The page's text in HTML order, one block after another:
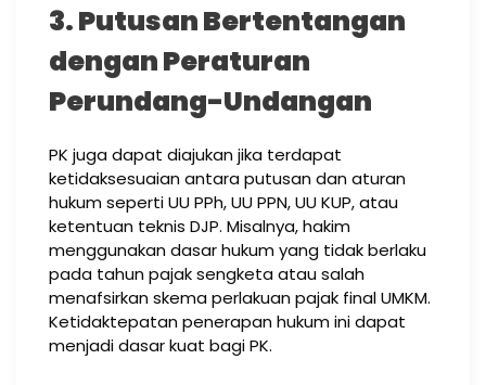
3. Putusan Bertentangan
dengan Peraturan
Perundang-Undangan
PK juga dapat diajukan jika terdapat
ketidaksesuaian antara putusan dan aturan
hukum seperti UU PPh, UU PPN, UU KUP, atau
ketentuan teknis DJP. Misalnya, hakim
menggunakan dasar hukum yang tidak berlaku
pada tahun pajak sengketa atau salah
menafsirkan skema perlakuan pajak final UMKM.
Ketidaktepatan penerapan hukum ini dapat
menjadi dasar kuat bagi PK.